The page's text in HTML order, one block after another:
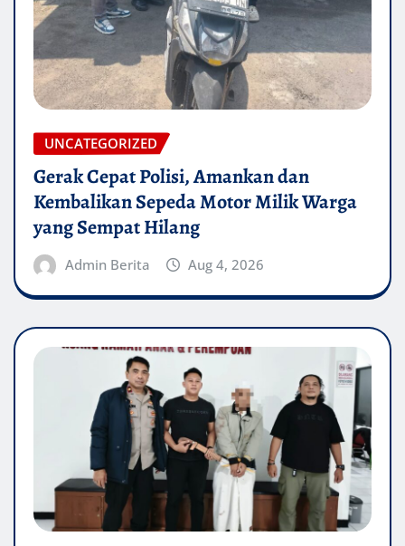
UNCATEGORIZED
Gerak Cepat Polisi, Amankan dan
Kembalikan Sepeda Motor Milik Warga
yang Sempat Hilang
Admin Berita Aug 4, 2026